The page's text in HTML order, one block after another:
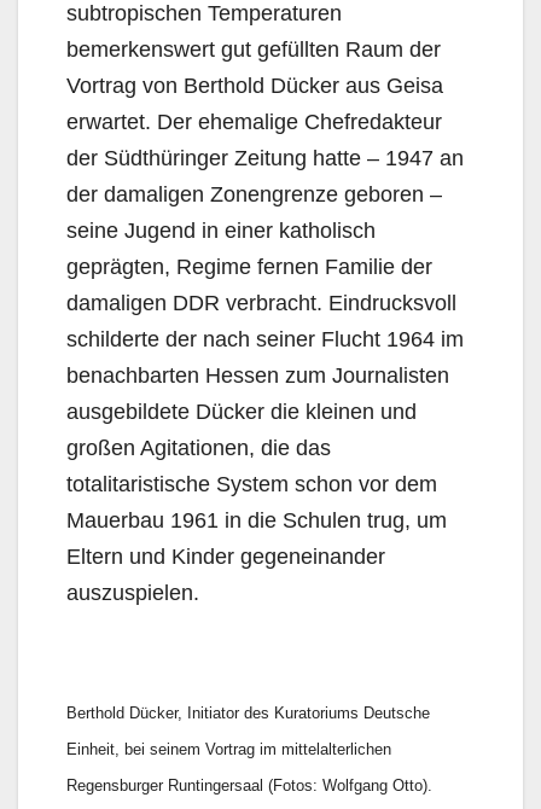
subtropischen Temperaturen
bemerkenswert gut gefüllten Raum der
Vortrag von Berthold Dücker aus Geisa
erwartet. Der ehemalige Chefredakteur
der Südthüringer Zeitung hatte – 1947 an
der damaligen Zonengrenze geboren –
seine Jugend in einer katholisch
geprägten, Regime fernen Familie der
damaligen DDR verbracht. Eindrucksvoll
schilderte der nach seiner Flucht 1964 im
benachbarten Hessen zum Journalisten
ausgebildete Dücker die kleinen und
großen Agitationen, die das
totalitaristische System schon vor dem
Mauerbau 1961 in die Schulen trug, um
Eltern und Kinder gegeneinander
auszuspielen.
Berthold Dücker, Initiator des Kuratoriums Deutsche
Einheit, bei seinem Vortrag im mittelalterlichen
Regensburger Runtingersaal (Fotos: Wolfgang Otto).